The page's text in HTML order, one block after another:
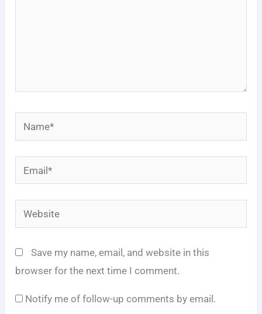
Name*
Email*
Website
Save my name, email, and website in this
browser for the next time I comment.
Notify me of follow-up comments by email.